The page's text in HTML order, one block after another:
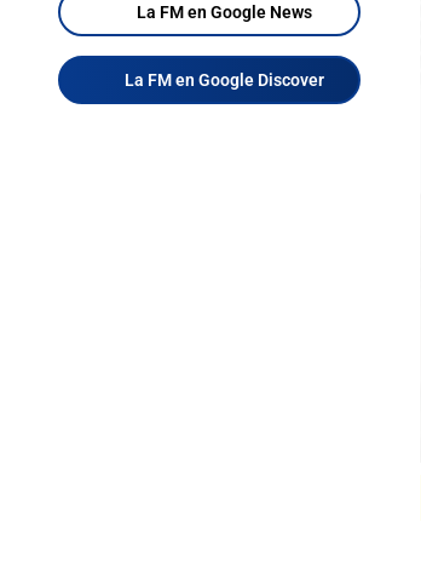
La FM en Google News
La FM en Google Discover